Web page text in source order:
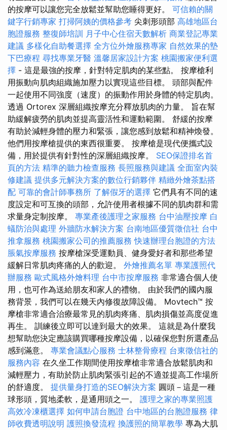
的按摩可以讓您完全放鬆並幫助您睡得更好。 可信賴的關
鍵字行銷專家 打掃阿姨的價格參考 尖刺形頭部 高雄地區台
胞證服務 整復師培訓 月子中心住宿天數解析 商業登記專業
建議 多樣化自助餐選擇 全方位外燴服務專家 自然效果的墊
下巴療程 尋找專業牙醫 溫馨居家設計方案 桃園搬家便利選
擇 - 這是最強的按摩，針對特定肌肉的某些點。 按摩槍利
用振動向肌肉組織施加壓力以實現這些目標。 頭部與配件
一起使用不同強度（速度）的振動作用於身體的特定肌肉。
透過 Ortorex 深層組織按摩充分釋放肌肉的力量。 旨在幫
助緩解疲勞的肌肉並提高靈活性和運動範圍。 舒緩的按摩
有助於減輕身體的壓力和緊張，讓您感到放鬆和精神煥發。
他們用按摩槍提供的東西很重要。 按摩槍是現代便攜式設
備，用於提供有針對性的深層組織按摩。 SEO保證排名首
頁的方法 精準的聽力檢查服務 長照服務與建議 全面室內裝
修建議 提供多元解決方案的數位行銷夥伴 精緻外燴茶點搭
配 可靠的會計師事務所 了解假牙的選擇 它們具有不同的速
度設定和可互換的頭部，允許使用者根據不同的肌肉群和需
求量身定制按摩。 專業產後護理之家服務 台中油壓按摩 白
蟻防治與處理 外牆防水解決方案 台南地區優質徵信社 台中
推拿服務 桃園搬家公司的推薦服務 快速辦理台胞證的方法
脹氣按摩服務 按摩槍深受運動員、健身愛好者和那些希望
緩解日常肌肉疼痛的人的歡迎。 外燴推薦名單 專業護照代
辦服務 歐式風格外燴料理 台中市按摩服務 非常適合個人使
用，也可作為送給朋友和家人的禮物。 由於我們的國內服
務背景，我們可以在幾天內修復故障設備。 Movtech™ 按
摩槍非常適合治療最常見的肌肉疼痛、肌肉損傷並高度促進
再生。 訓練後立即可以達到最大的效果。 這就是為什麼我
想幫助您決定應該購買哪種按摩設備，以確保您對所選產品
感到滿意。 專業會議點心服務 士林整骨療程 台東徵信社的
服務內容 在久坐工作期間使用按摩槍非常適合放鬆肌肉和
減輕壓力，有助於防止肌肉緊張引起的不適並提高工作場所
的舒適度。 提供量身打造的SEO解決方案 圓頭－這是一種
球形頭，質地柔軟，是通用頭之一。 護理之家的專業照護
高效冷凍櫃選擇 如何申請台胞證 台中地區的台胞證服務 律
師收費透明說明 護照換發流程 換護照的簡單教學 專為大肌